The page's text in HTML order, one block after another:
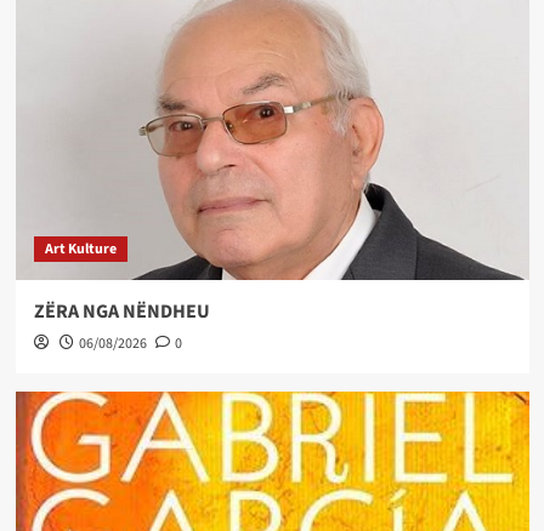
Art Kulture
ZËRA NGA NËNDHEU
06/08/2026 0